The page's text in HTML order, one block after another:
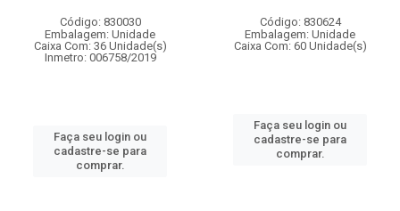
Código: 830030
Embalagem: Unidade
Caixa Com: 36 Unidade(s)
Inmetro: 006758/2019
Faça seu login ou
cadastre-se para
comprar.
Código: 830624
Embalagem: Unidade
Caixa Com: 60 Unidade(s)
Faça seu login ou
cadastre-se para
comprar.